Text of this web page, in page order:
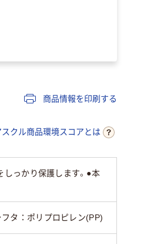
商品情報を印刷する
スクル商品環境スコアとは
しっかり保護します。●本
タ：ポリプロピレン(PP)